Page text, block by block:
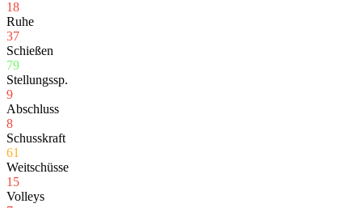
18
Ruhe
37
Schießen
79
Stellungssp.
9
Abschluss
8
Schusskraft
61
Weitschüsse
15
Volleys